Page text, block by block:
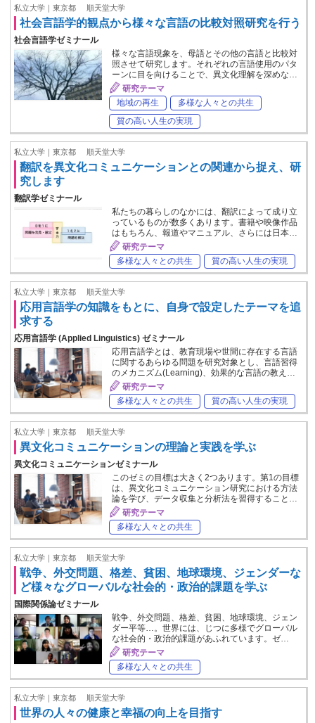
私立大学｜東京都 順天堂大学
社会言語学的観点から様々な言語の比較対照研究を行う
社会言語学ゼミナール
様々な言語現象を、母語とその他の言語と比較対
照させて研究します。それぞれの言語使用のパタ
ーンに目を向けることで、異文化理解を深めな…
研究テーマ
地域の再生
多様な人々との共生
質の高い人生の実現
私立大学｜東京都 順天堂大学
翻訳を異文化コミュニケーションとの関連から捉え、研
究します
翻訳学ゼミナール
私たちの暮らしのなかには、翻訳によって成り立
っているものが数多くあります。書籍や映像作品
はもちろん、報道やマニュアル、さらには日本…
研究テーマ
多様な人々との共生
質の高い人生の実現
私立大学｜東京都 順天堂大学
応用言語学の知識をもとに、自身で設定したテーマを追
求する
応用言語学 (Applied Linguistics) ゼミナール
応用言語学とは、教育現場や世間に存在する言語
に関するあらゆる問題を研究対象とし、言語習得
のメカニズム(Learning)、効果的な言語の教え…
研究テーマ
多様な人々との共生
質の高い人生の実現
私立大学｜東京都 順天堂大学
異文化コミュニケーションの理論と実践を学ぶ
異文化コミュニケーションゼミナール
このゼミの目標は大きく2つあります。第1の目標
は、異文化コミュニケーション研究における方法
論を学び、データ収集と分析法を習得すること…
研究テーマ
多様な人々との共生
私立大学｜東京都 順天堂大学
戦争、外交問題、格差、貧困、地球環境、ジェンダーな
ど様々なグローバルな社会的・政治的課題を学ぶ
国際関係論ゼミナール
戦争、外交問題、格差、貧困、地球環境、ジェン
ダー平等…。世界には、じつに多様でグローバル
な社会的・政治的課題があふれています。ゼ…
研究テーマ
多様な人々との共生
私立大学｜東京都 順天堂大学
世界の人々の健康と幸福の向上を目指す